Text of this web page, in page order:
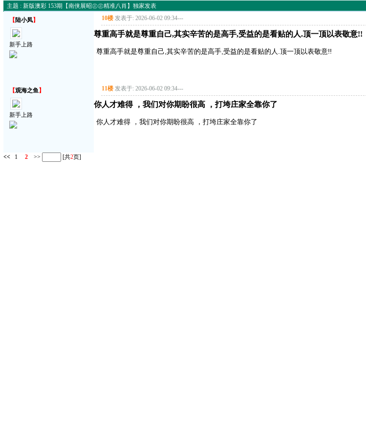
主题 : 新版澳彩 153期【南侠展昭㊣㊣精准八肖】独家发表
【 陆小凤】
新手上路
10楼 发表于: 2026-06-02 09:34---
尊重高手就是尊重自己,其实辛苦的是高手,受益的是看贴的人.顶一顶以表敬意!!
尊重高手就是尊重自己,其实辛苦的是高手,受益的是看贴的人.顶一顶以表敬意!!
【观海之鱼】
新手上路
11楼 发表于: 2026-06-02 09:34---
你人才难得 ，我们对你期盼很高 ，打垮庄家全靠你了
你人才难得 ，我们对你期盼很高 ，打垮庄家全靠你了
<< 1 2 >> [共2页]